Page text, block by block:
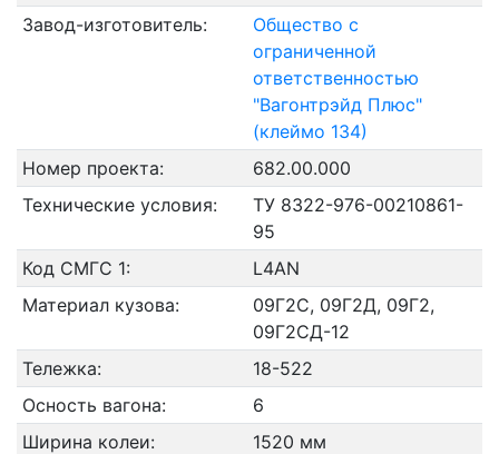
Завод-изготовитель:
Общество с
ограниченной
ответственностью
"Вагонтрэйд Плюс"
(клеймо 134)
Номер проекта:
682.00.000
Технические условия:
ТУ 8322-976-00210861-
95
Код СМГС 1:
L4AN
Материал кузова:
09Г2С, 09Г2Д, 09Г2,
09Г2СД-12
Тележка:
18-522
Осность вагона:
6
Ширина колеи:
1520 мм